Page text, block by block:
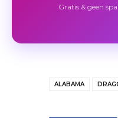
Gratis & geen
ALABAMA